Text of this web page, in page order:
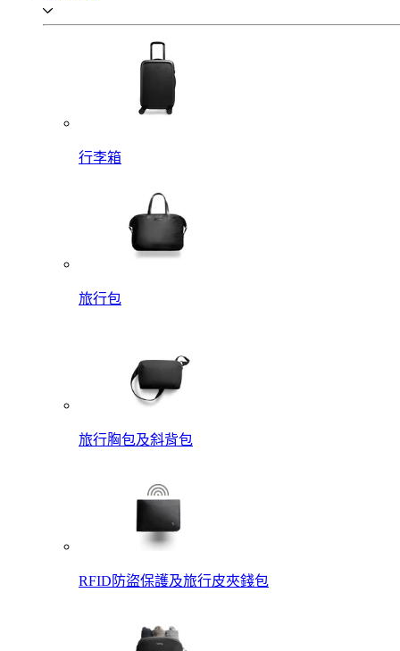
行李箱
旅行包
旅行胸包及斜背包
RFID防盜保護及旅行皮夾錢包